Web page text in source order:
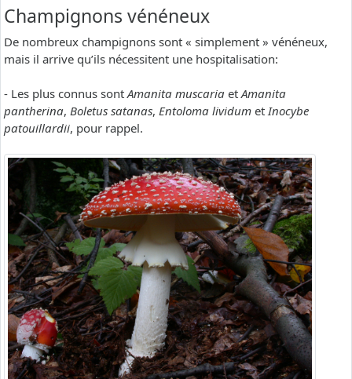
Champignons vénéneux
De nombreux champignons sont « simplement » vénéneux,
mais il arrive qu’ils nécessitent une hospitalisation:
- Les plus connus sontAmanita muscaria etAmanita
pantherina, Boletus satanas, Entoloma lividum etInocybe
patouillardii, pour rappel.